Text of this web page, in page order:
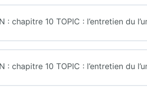
: chapitre 10 TOPIC : l’entretien du
: chapitre 10 TOPIC : l’entretien du